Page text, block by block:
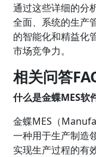
通过这些详细的分
全面、系统的生产
的智能化和精益化
市场竞争力。
相关问答
什么是金蝶MES软
金蝶MES（
一种用于生产制造
实现生产过程的有